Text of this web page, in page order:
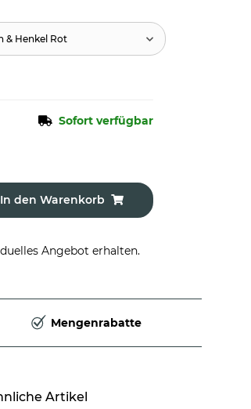
& Henkel Rot
Sofort verfügbar
In den Warenkorb
Angebot erhalten.
Mengenrabatte
Artikel